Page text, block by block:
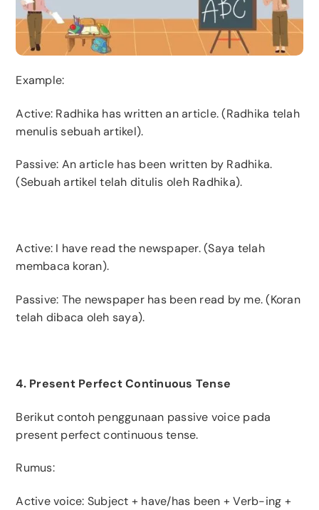
Example:
Active: Radhika has written an article. (Radhika telah
menulis sebuah artikel).
Passive: An article has been written by Radhika.
(Sebuah artikel telah ditulis oleh Radhika).
Active: I have read the newspaper. (Saya telah
membaca koran).
Passive: The newspaper has been read by me. (Koran
telah dibaca oleh saya).
4. Present Perfect Continuous Tense
Berikut contoh penggunaan passive voice pada
present perfect continuous tense.
Rumus:
Active voice: Subject + have/has been + Verb-ing +